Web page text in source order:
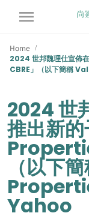
Home /
2024 世邦魏理仕宣
CBRE」（以下簡稱
2024 世
推出新
（以下
Yahoo